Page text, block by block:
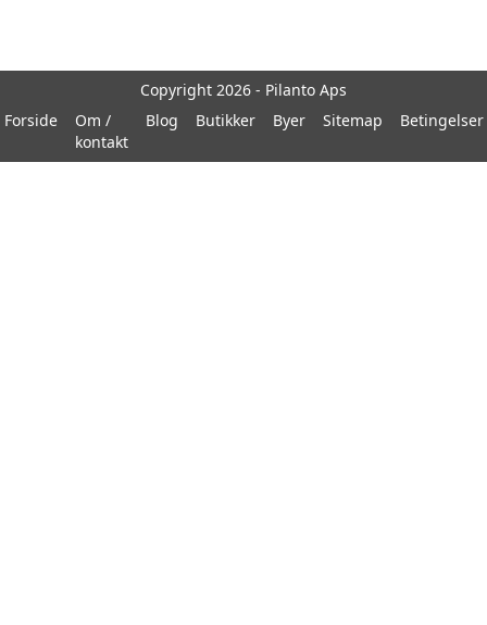
Copyright 2026 - Pilanto Aps
Forside
Om /
kontakt
Blog Butikker Byer Sitemap Betingelser